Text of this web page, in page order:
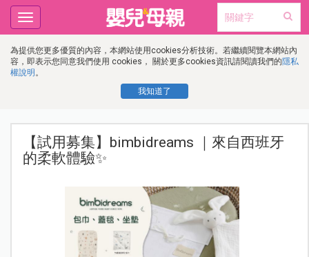
為提供您更多優質的內容，本網站使用cookies分析技術。若繼續閱覽本網站內
容，即表示您同意我們使用 cookies， 關於更多cookies資訊請閱讀我們的隱私
權說明 。
我知道了
Toggle
navigation
【試用募集】bimbidreams ｜來自西班牙
的柔軟體驗✨